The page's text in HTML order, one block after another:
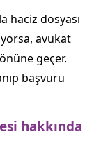
haciz dosyası
avukat
geçer.
başvuru
hakkında